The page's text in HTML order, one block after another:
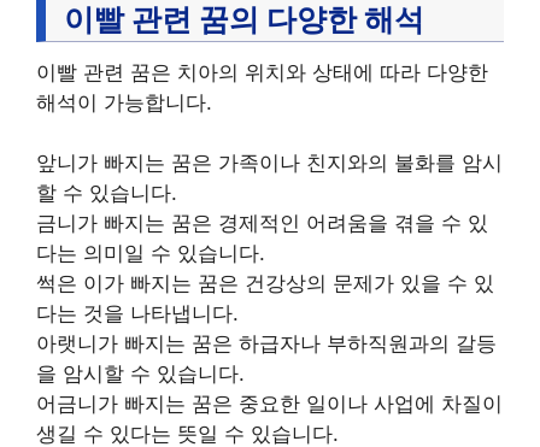
이빨 관련 꿈의 다양한 해석
이빨 관련 꿈은 치아의 위치와 상태에 따라 다양한
해석이 가능합니다.
앞니가 빠지는 꿈은 가족이나 친지와의 불화를 암시
할 수 있습니다.
금니가 빠지는 꿈은 경제적인 어려움을 겪을 수 있
다는 의미일 수 있습니다.
썩은 이가 빠지는 꿈은 건강상의 문제가 있을 수 있
다는 것을 나타냅니다.
아랫니가 빠지는 꿈은 하급자나 부하직원과의 갈등
을 암시할 수 있습니다.
어금니가 빠지는 꿈은 중요한 일이나 사업에 차질이
생길 수 있다는 뜻일 수 있습니다.